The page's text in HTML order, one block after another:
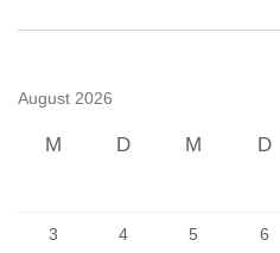
August 2026
M D M D
3 4 5 6